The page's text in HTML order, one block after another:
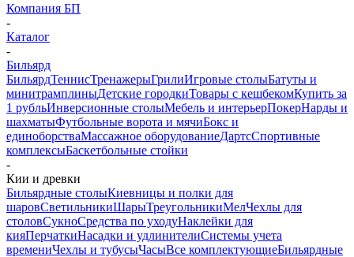
Компания БП
-
Каталог
-
Бильярд
БильярдТеннисТренажерыГрилиИгровые столыБатуты и
минитрамплиныДетские городкиТовары с кешбекомКупить за
1 рубльИнверсионные столыМебель и интерьерПокерНарды и
шахматыФутбольные ворота и мячиБокс и
единоборстваМассажное оборудованиеДартсСпортивные
комплексыБаскетбольные стойки
-
Кии и древки
Бильярдные столыКиевницы и полки для
шаровСветильникиШарыТреугольникиМелЧехлы для
столовСукноСредства по уходуНаклейки для
кияПерчаткиНасадки и удлинителиСистемы учета
времениЧехлы и тубусыЧасыВсе комплектующиеБильярдные